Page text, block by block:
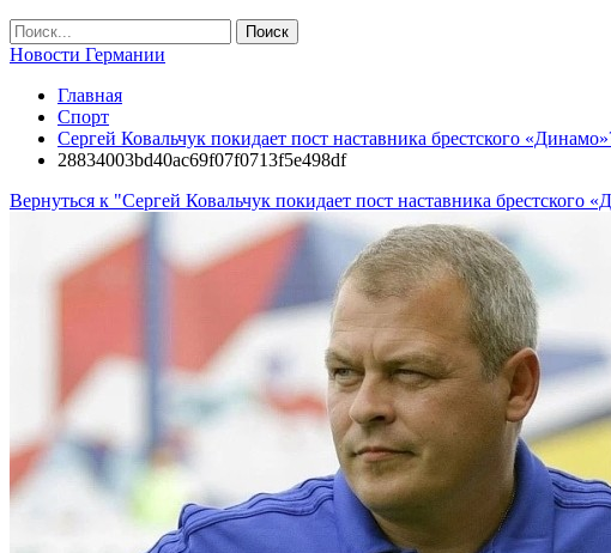
Новости Германии
Главная
Спорт
Сергей Ковальчук покидает пост наставника брестского
28834003bd40ac69f07f0713f5e498df
Вернуться к "Сергей Ковальчук покидает пост наставника брестского